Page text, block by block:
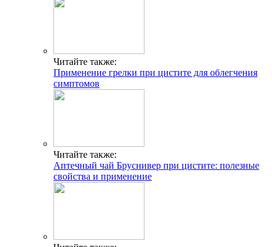
Читайте также:
Применение грелки при цистите для облегчения
симптомов
Читайте также:
Аптечный чай Бруснивер при цистите: полезные
свойства и применение